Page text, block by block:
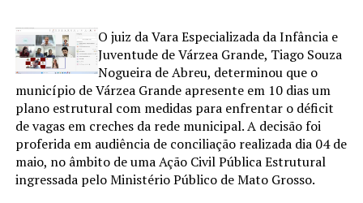
O juiz da Vara Especializada da Infância e
Juventude de Várzea Grande, Tiago Souza
Nogueira de Abreu, determinou que o
município de Várzea Grande apresente em 10 dias um
plano estrutural com medidas para enfrentar o déficit
de vagas em creches da rede municipal. A decisão foi
proferida em audiência de conciliação realizada dia 04 de
maio, no âmbito de uma Ação Civil Pública Estrutural
ingressada pelo Ministério Público de Mato Grosso.